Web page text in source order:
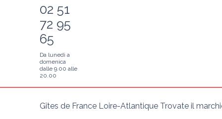
02 51
72 95
65
Da lunedì a
domenica
dalle 9.00 alle
20.00
Gîtes de France Loire-Atlantique Trovate il